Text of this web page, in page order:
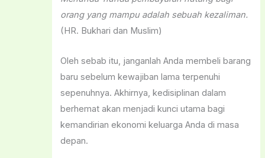
orang yang mampu adalah sebuah kezaliman.
(HR. Bukhari dan Muslim)
Oleh sebab itu, janganlah Anda membeli barang
baru sebelum kewajiban lama terpenuhi
sepenuhnya. Akhirnya, kedisiplinan dalam
berhemat akan menjadi kunci utama bagi
kemandirian ekonomi keluarga Anda di masa
depan.